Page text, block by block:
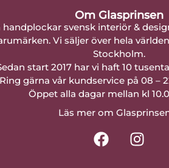
Om Glasprinsen
handplockar svensk interiör &
Vi säljer över hela
Stockholm.
start 2017 har vi haft 10
Ring gärna vår kundservice på 08 –
Öppet alla dagar mellan kl
Läs mer om
F
a
I
n